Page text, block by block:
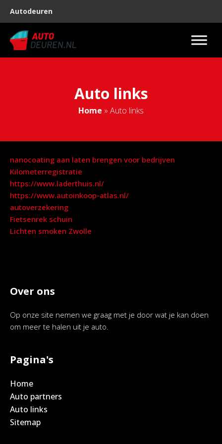
Autodeuren
Auto links
Home » Auto links
nanocoating aan laten brengen voor bedrijven
Kilometerregistratie
https://www.laderthuis.nl/
https://www.autoinkoop-atlas.nl/
autoverzekering
Fietsenrek schuin
Lichten smoken Zwolle
Over ons
Op onze site nemen we graag met je door wat je kan doen
om meer te halen uit je auto.
Pagina's
Home
Auto partners
Auto links
Sitemap